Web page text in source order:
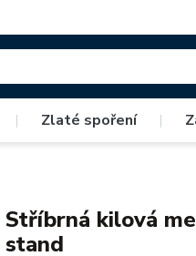
| Zlaté spoření |
Stříbrná kilová
stand